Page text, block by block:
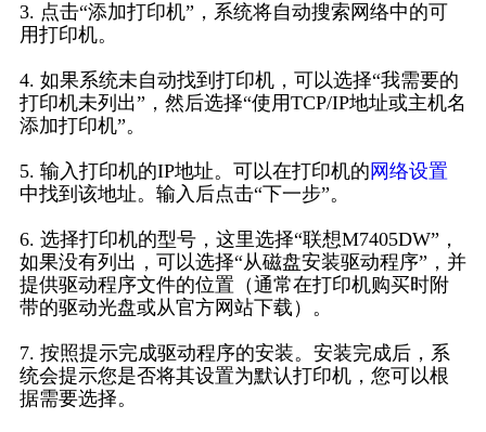
3. 点击“添加打印机”，系统将自动搜索网络中的可
用打印机。
4. 如果系统未自动找到打印机，可以选择“我需要的
打印机未列出”，然后选择“使用TCP/IP地址或主机名
添加打印机”。
5. 输入打印机的IP地址。可以在打印机的 网络设置
中找到该地址。输入后点击“下一步”。
6. 选择打印机的型号，这里选择“联想M7405DW”，
如果没有列出，可以选择“从磁盘安装驱动程序”，并
提供驱动程序文件的位置（通常在打印机购买时附
带的驱动光盘或从官方网站下载）。
7. 按照提示完成驱动程序的安装。安装完成后，系
统会提示您是否将其设置为默认打印机，您可以根
据需要选择。